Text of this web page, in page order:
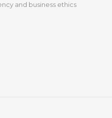
and business ethics